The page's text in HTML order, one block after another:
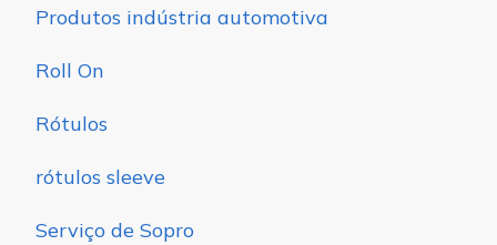
Produtos indústria automotiva
Roll On
Rótulos
rótulos sleeve
Serviço de Sopro